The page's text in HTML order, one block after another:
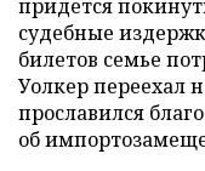
придется
судебные
билетов семье
Уолкер переехал
прославился
об